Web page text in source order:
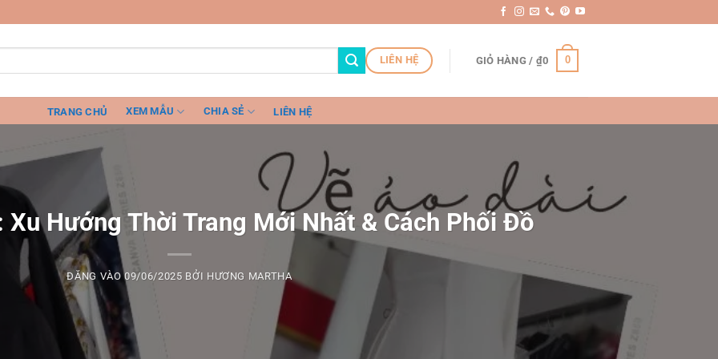
LIÊN HỆ GIỎ HÀNG / ₫0 0
TRANG CHỦ XEM MẪU CHIA SẺ LIÊN HỆ
Xu Hướng Thời Trang Mới Nhất & Cách Phối Đồ
ĐĂNG VÀO09/06/2025 BỞI HƯƠNG MARTHA